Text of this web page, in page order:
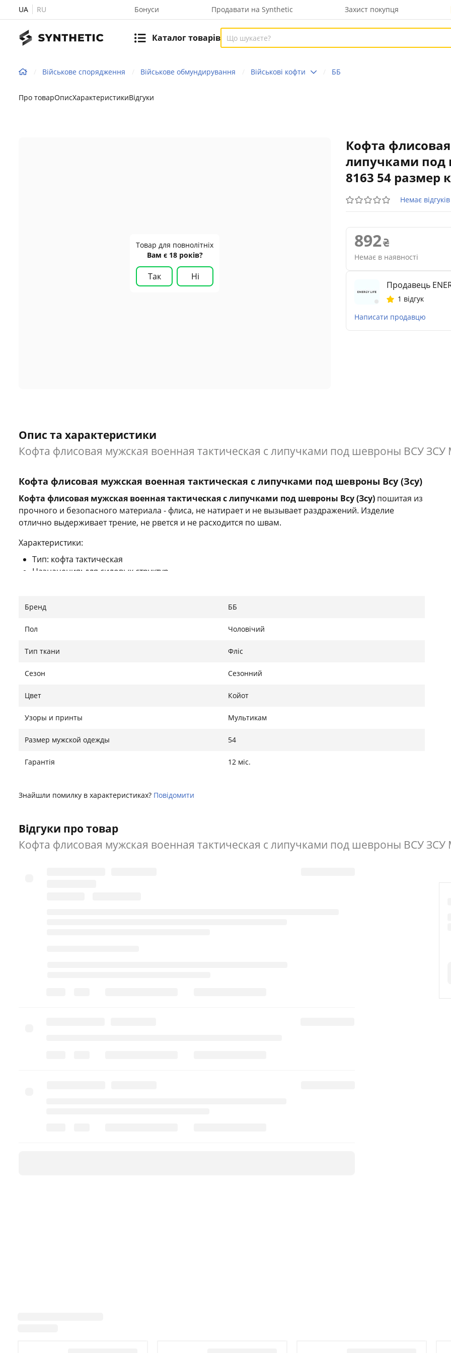
UA RU Бонуси Продавати на Synthetic Захист покупця
Каталог товарів
Військове спорядження Військове обмундирування Військові кофти ББ
Про товарОписХарактеристикиВідгуки
Кофта
липучками
8163 54 размер
Немає відгуків
Товар для повнолітніх
Вам є 18 років?
Так Ні
892
Немає в наявності
Продавець
1 відгук
Написати продавцю
Опис та характеристики
Кофта флисовая мужская военная тактическая с липучками под шевроны ВСУ
Кофта флисовая мужская военная тактическая с липучками под шевроны Всу (Зсу)
Кофта флисовая мужская военная тактическая с липучками под шевроны Всу (Зсу) пошитая из
прочного и безопасного материала - флиса, не натирает и не вызывает раздражений. Изделие
отлично выдерживает трение, не рвется и не расходится по швам.
Характеристики:
Тип: кофта тактическая
Назначения: для силовых структур
Пол: мужской
Цвет: койот
Международный размер Ширина
Высота
46
47 см
54
56 см
Бренд ББ
Пол Чоловічий
Тип ткани Фліс
Сезон Сезонний
Цвет Койот
Узоры и принты Мультикам
Размер мужской одежды 54
Гарантія 12 міс.
Знайшли помилку в характеристиках? Повідомити
Відгуки про товар
Кофта флисовая мужская военная тактическая с липучками под шевроны ВСУ